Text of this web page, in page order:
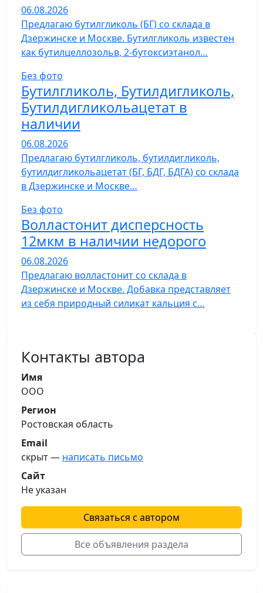
06.08.2026
Предлагаю бутилгликоль (БГ) со склада в
Дзержинске и Москве. Бутилгликоль известен
как бутилцеллозольв, 2-бутоксиэтанол…
Без фото
Бутилгликоль, Бутилдигликоль,
Бутилдигликольацетат в
наличии
06.08.2026
Предлагаю бутилгликоль, бутилдигликоль,
бутилдигликольацетат (БГ, БДГ, БДГА) со склада
в Дзержинске и Москве…
Без фото
Волластонит дисперсность
12мкм в наличии недорого
06.08.2026
Предлагаю волластонит со склада в
Дзержинске и Москве. Добавка представляет
из себя природный силикат кальция с…
Контакты автора
Имя
ООО
Регион
Ростовская область
Email
скрыт — написать письмо
Сайт
Не указан
Связаться с автором
Все объявления раздела